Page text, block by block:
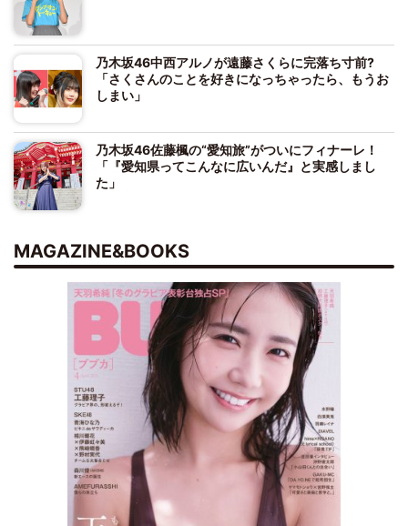
乃木坂46中西アルノが遠藤さくらに完落ち寸前?
「さくさんのことを好きになっちゃったら、もうお
しまい」
乃木坂46佐藤楓の“愛知旅”がついにフィナーレ！
「『愛知県ってこんなに広いんだ』と実感しまし
た」
MAGAZINE&BOOKS